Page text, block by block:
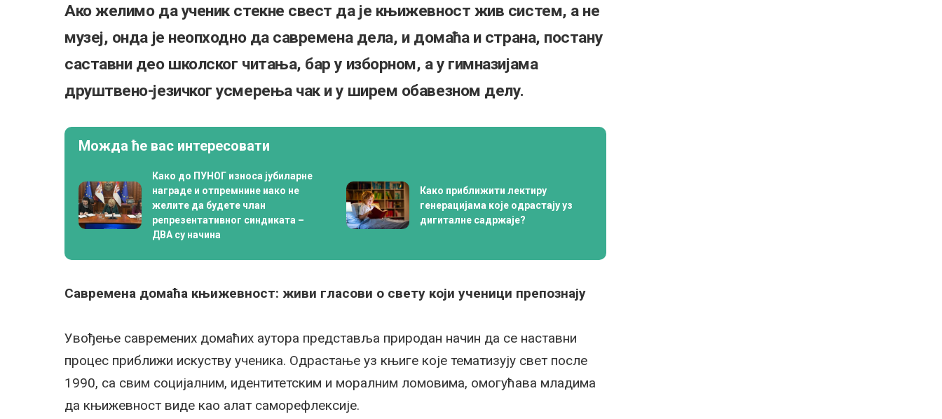
Ако желимо да ученик стекне свест да је књижевност жив систем, а не
музеј, онда је неопходно да савремена дела, и домаћа и страна, постану
саставни део школског читања, бар у изборном, а у гимназијама
друштвено-језичког усмерења чак и у ширем обавезном делу.
Можда ће вас интересовати
Како до ПУНОГ износа јубиларне
награде и отпремнине иако не
желите да будете члан
репрезентативног синдиката –
ДВА су начина
Како приближити лектиру
генерацијама које одрастају уз
дигиталне садржаје?
Савремена домаћа књижевност: живи гласови о свету који ученици препознају
Увођење савремених домаћих аутора представља природан начин да се наставни
процес приближи искуству ученика. Одрастање уз књиге које тематизују свет после
1990, са свим социјалним, идентитетским и моралним ломовима, омогућава младима
да књижевност виде као алат саморефлексије.